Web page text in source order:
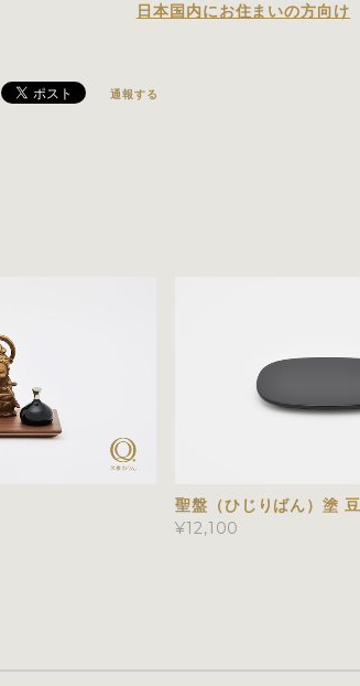
日本国内にお住まいの方向け
通報する
聖盤（ひじりばん）塗 豆
¥12,100